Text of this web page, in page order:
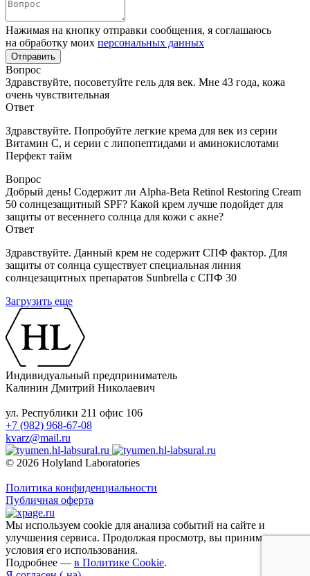
Нажимая на кнопку отправки сообщения, я соглашаюсь
на обработку моих персональных данных
Вопрос
Здравствуйте, посоветуйте гель для век. Мне 43 года, кожа
очень чувствительная
Ответ
Здравствуйте. Попробуйте легкие крема для век из серии
Витамин С, и серии с липопептидами и аминокислотами
Перфект тайм
Вопрос
Добрый день! Содержит ли Alpha-Beta Retinol Restoring Cream
50 солнцезащитный SPF? Какой крем лучше подойдет для
защиты от весеннего солнца для кожи с акне?
Ответ
Здравствуйте. Данный крем не содержит СПФ фактор. Для
защиты от солнца существует специальная линия
солнцезащитных препаратов Sunbrella с СПФ 30
Загрузить еще
Индивидуальный предприниматель
Калинин Дмитрий Николаевич
ул. Республики 211 офис 106
+7 (982) 968-67-08
kvarz@mail.ru
© 2026 Holyland Laboratories
Политика конфиденциальности
Публичная оферта
Мы используем cookie для анализа событий на сайте и
улучшения сервиса. Продолжая просмотр, вы принимаете
условия его использования.
Подробнее — в Политике Cookie.